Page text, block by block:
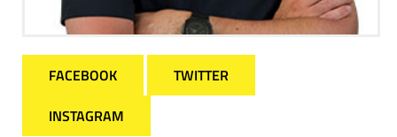
FACEBOOK
TWITTER
INSTAGRAM